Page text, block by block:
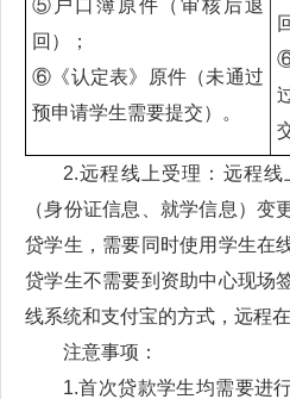
⑤户口簿原件（审核后退
回）；
⑥《认定表》原件（未通过
预申请学生需要提交）。
2.远程线上受理：远程
（身份证信息、就学信息）变
贷学生，需要同时使用学生在
贷学生不需要到资助中心现场
线系统和支付宝的方式，远程
注意事项：
1.首次贷款学生均需要进